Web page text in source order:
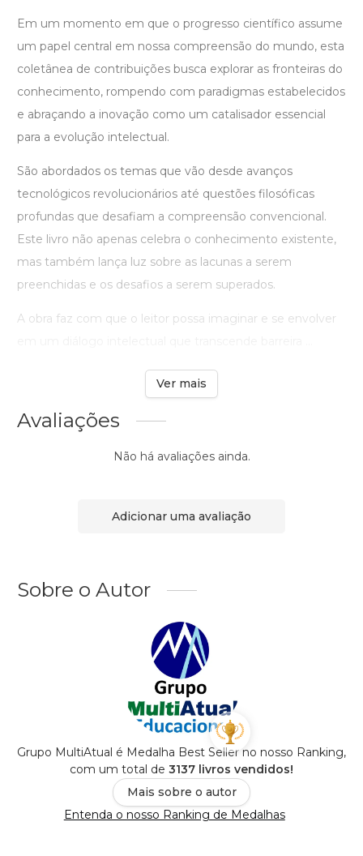
Em um momento em que o progresso científico assume
um papel central em nossa compreensão do mundo, esta
coletânea de contribuições busca explorar as fronteiras do
conhecimento, rompendo com paradigmas estabelecidos
e abraçando a inovação como um catalisador essencial
para a evolução intelectual.
São abordados os temas que vão desde avanços
tecnológicos revolucionários até questões filosóficas
profundas que desafiam a compreensão convencional.
Este livro não apenas celebra o conhecimento existente,
mas também lança luz sobre as lacunas a serem
preenchidas e os desafios a serem superados.
A obra faz com que o leitor possa imaginar e se envolver
Ver mais
Avaliações
Não há avaliações ainda.
Adicionar uma avaliação
Sobre o Autor
Grupo MultiAtual é Medalha Best Seller no nosso Ranking,
com um total de 3137 livros vendidos!
Mais sobre o autor
Entenda o nosso Ranking de Medalhas